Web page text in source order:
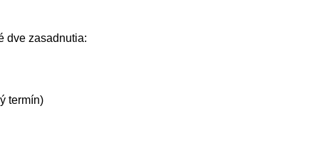
dve zasadnutia:
termín)